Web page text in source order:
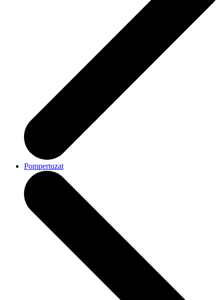
Pompertuzat